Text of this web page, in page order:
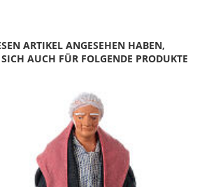
ARTIKEL ANGESEHEN HABEN,
AUCH FÜR FOLGENDE PRODUKTE